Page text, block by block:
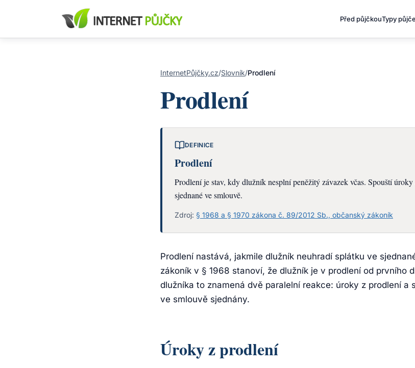
Před půjčkouTypy
InternetPůjčky.cz/Slovník/Prodlení
Prodlení
DEFINICE
Prodlení
Prodlení je stav, kdy dlužník nesplní peněžitý závazek včas. Spouští
sjednané ve smlouvě.
Zdroj: § 1968 a § 1970 zákona č. 89/2012 Sb., občanský zákoník
Prodlení nastává, jakmile dlužník neuhradí splátku ve
zákoník v § 1968 stanoví, že dlužník je v prodlení od prvního
dlužníka to znamená dvě paralelní reakce: úroky z prodlení a
ve smlouvě sjednány.
Úroky z prodlení